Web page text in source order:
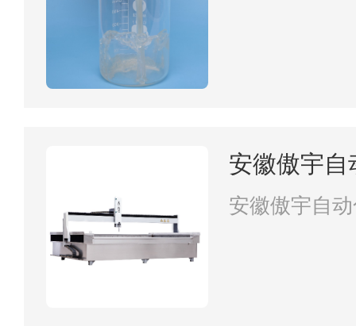
安徽傲宇
公司
安徽傲宇自